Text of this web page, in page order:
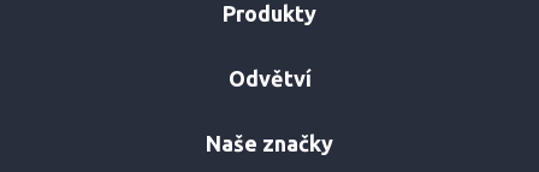
Produkty
Odvětví
Naše značky